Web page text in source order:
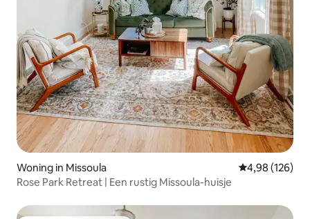
Woning in Missoula Gemiddelde
4,98 (126)
Rose Park Retreat | Een rustig Missoula-huisje